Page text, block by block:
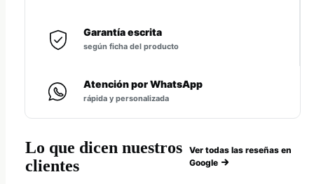
Garantía escrita
según ficha del producto
Atención por WhatsApp
rápida y personalizada
Lo que dicen nuestros
clientes
Ver todas las reseñas en
Google